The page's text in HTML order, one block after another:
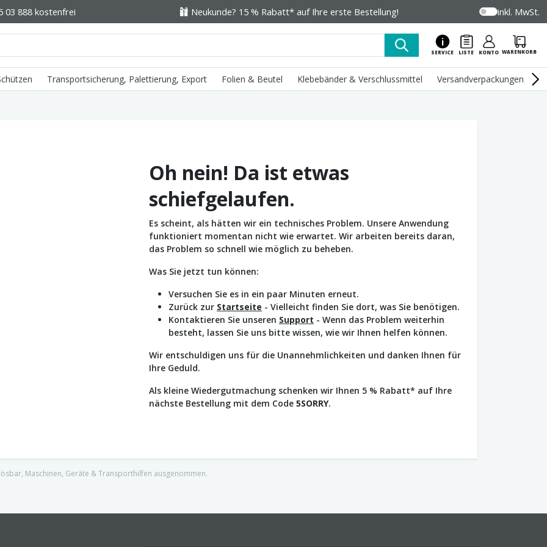
03 888 kostenfrei Neukunde? 15 % Rabatt* auf Ihre erste Bestellung! inkl. MwSt.
SERVICE LISTE KONTO WARENKORB
Transportsicherung, Palettierung, Export Folien & Beutel Klebebänder & Verschlussmittel Versandverpackungen
Oh nein! Da ist etwas
schiefgelaufen.
Es scheint, als hätten wir ein technisches Problem. Unsere Anwendung
funktioniert momentan nicht wie erwartet. Wir arbeiten bereits daran,
das Problem so schnell wie möglich zu beheben.
Was Sie jetzt tun können:
Versuchen Sie es in ein paar Minuten erneut.
Zurück zur Startseite - Vielleicht finden Sie dort, was Sie benötigen.
Kontaktieren Sie unseren Support - Wenn das Problem weiterhin
besteht, lassen Sie uns bitte wissen, wie wir Ihnen helfen können.
Wir entschuldigen uns für die Unannehmlichkeiten und danken Ihnen für
Ihre Geduld.
Als kleine Wiedergutmachung schenken wir Ihnen 5 % Rabatt* auf Ihre
nächste Bestellung mit dem Code 5SORRY.
Maschinen, Geräte & Transporthilfen ausgenommen.